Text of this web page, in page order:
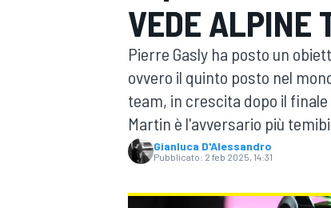
MOTOGP
WRC
VEDE ALPINE
Pierre Gasly ha posto un
ovvero il quinto posto nel
team, in crescita dopo il
Martin è l'avversario più
Gianluca D'Alessandro
Pubblicato: 2 feb 2025, 14:31